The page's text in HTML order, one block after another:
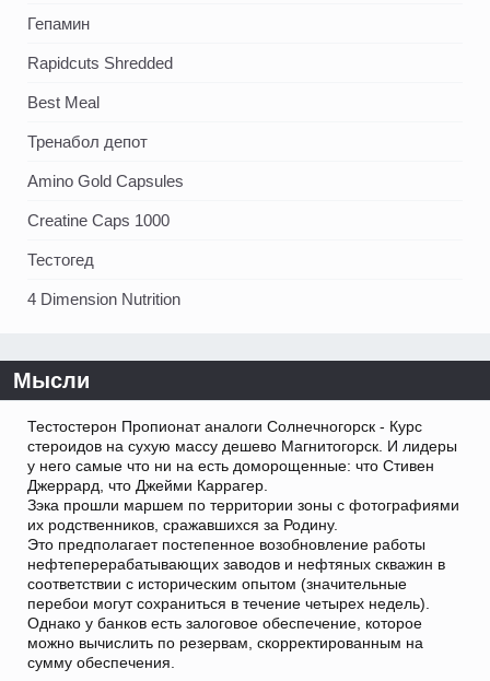
Гепамин
Rapidcuts Shredded
Best Meal
Тренабол депот
Amino Gold Capsules
Creatine Caps 1000
Тестогед
4 Dimension Nutrition
Мысли
Тестостерон Пропионат аналоги Солнечногорск - Курс
стероидов на сухую массу дешево Магнитогорск. И лидеры
у него самые что ни на есть доморощенные: что Стивен
Джеррард, что Джейми Каррагер.
Зэка прошли маршем по территории зоны с фотографиями
их родственников, сражавшихся за Родину.
Это предполагает постепенное возобновление работы
нефтеперерабатывающих заводов и нефтяных скважин в
соответствии с историческим опытом (значительные
перебои могут сохраниться в течение четырех недель).
Однако у банков есть залоговое обеспечение, которое
можно вычислить по резервам, скорректированным на
сумму обеспечения.